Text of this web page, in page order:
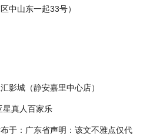
中山东一起33号）
影城（静安嘉里中心店）
星真人百家乐
于：广东省声明：该文不雅点仅代